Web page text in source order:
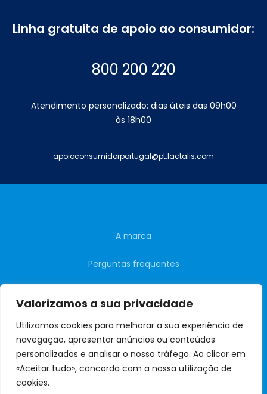
Valorizamos a sua privacidade
Utilizamos cookies para melhorar a sua experiência de
navegação, apresentar anúncios ou conteúdos
personalizados e analisar o nosso tráfego. Ao clicar em
«Aceitar tudo», concorda com a nossa utilização de
cookies.
Linha gratuita de apoio ao consumidor:
800 200 220
Atendimento personalizado: dias úteis das 09h00
às 18h00
apoioconsumidorportugal@pt.lactalis.com
A marca
Perguntas frequentes
Política dePrivacidade
Mapa do site